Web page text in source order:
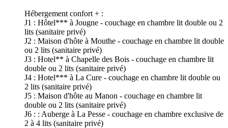
Hébergement confort + :
J1 : Hôtel*** à Jougne - couchage en chambre lit double ou 2
lits (sanitaire privé)
J2 : Maison d'hôte à Mouthe - couchage en chambre lit double
ou 2 lits (sanitaire privé)
J3 : Hotel** à Chapelle des Bois - couchage en chambre lit
double ou 2 lits (sanitaire privé)
J4 : Hotel*** à La Cure - couchage en chambre lit double ou
2 lits (sanitaire privé)
J5 : Maison d'hôte au Manon - couchage en chambre lit
double ou 2 lits (sanitaire privé)
J6 : : Auberge à La Pesse - couchage en chambre exclusive de
2 à 4 lits (sanitaire privé)